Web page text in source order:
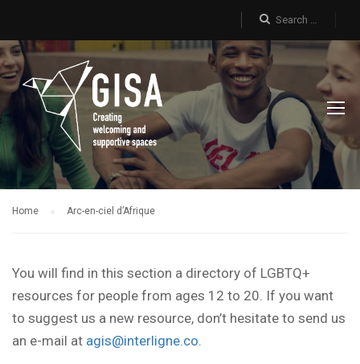
Home Arc-en-ciel d’Afrique
You will find in this section a directory of LGBTQ+
resources for people from ages 12 to 20. If you want
to suggest us a new resource, don’t hesitate to send us
an e-mail at agis@interligne.co.